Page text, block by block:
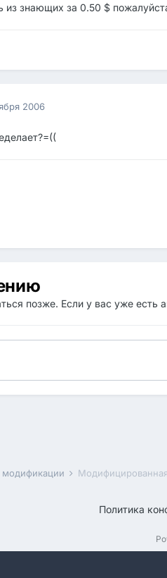
из знающих за 0.50 $
2006
позже. Если у вас уже есть
модификации
Политика